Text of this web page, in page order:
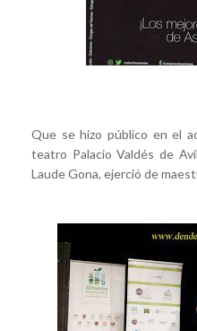
Que se hizo público en el
teatro Palacio Valdés de
Laude Gona, ejerció de